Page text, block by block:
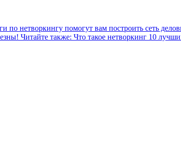
по нетворкингу помогут вам построить сеть
Читайте также: Что такое нетворкинг 10